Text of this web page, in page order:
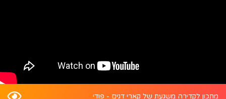
מתכון לקדירה משגעת של קארי דגים - פודי